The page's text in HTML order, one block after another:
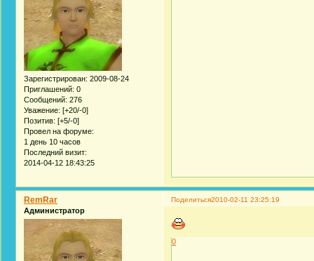
Зарегистрирован: 2009-08-24
Приглашений: 0
Сообщений: 276
Уважение: [+20/-0]
Позитив: [+5/-0]
Провел на форуме:
1 день 10 часов
Последний визит:
2014-04-12 18:43:25
Поделиться2010-02-11 23:25:19
RemRar
Администратор
0